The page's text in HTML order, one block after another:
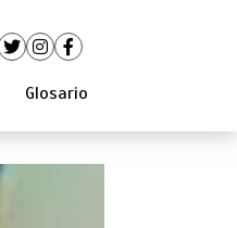
Glosario